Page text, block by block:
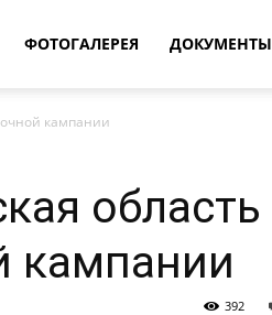
ФОТОГАЛЕРЕЯ ДОКУМЕНТЫ
кампании
область
кампании
392